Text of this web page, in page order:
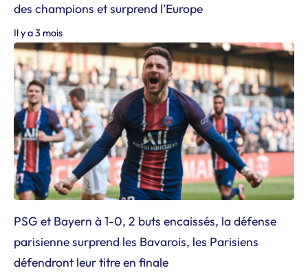
des champions et surprend l’Europe
Il y a 3 mois
PSG et Bayern à 1-0, 2 buts encaissés, la défense
parisienne surprend les Bavarois, les Parisiens
défendront leur titre en finale